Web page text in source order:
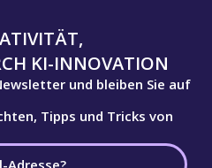
KI-INNOVATION
und bleiben Sie auf
Tipps und Tricks von